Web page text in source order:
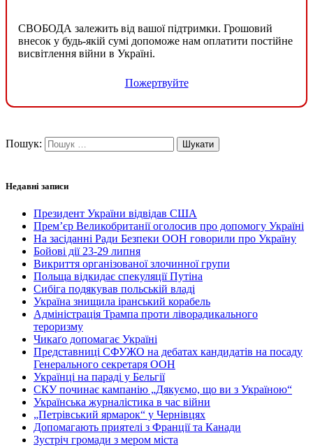
СВОБОДА залежить від вашої підтримки. Грошовий
внесок у будь-якій сумі допоможе нам оплатити постійне
висвітлення війни в Україні.
Пожертвуйте
Пошук:
Недавні записи
Президент України відвідав США
Прем’єр Великобританії оголосив про допомогу Україні
На засіданні Ради Безпеки ООН говорили про Україну
Бойові дії 23-29 липня
Викриття організованої злочинної групи
Польща відкидає спекуляції Путіна
Сибіга подякував польській владі
Україна знищила іранський корабель
Адміністрація Трампа проти ліворадикального
тероризму
Чикаґо допомагає Україні
Представниці СФУЖО на дебатах кандидатів на посаду
Генерального секретаря ООН
Українці на параді у Бельгії
СКУ починає кампанію „Дякуємо, що ви з Україною“
Українська журналістика в час війни
„Петрівський ярмарок“ у Чернівцях
Допомагають приятелі з Франції та Канади
Зустріч громади з мером міста